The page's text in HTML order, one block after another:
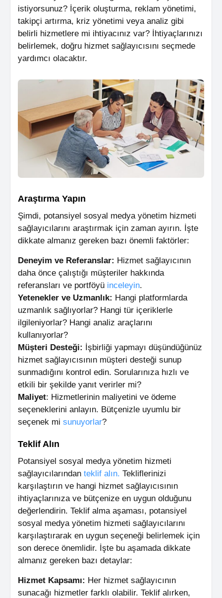
istiyorsunuz? İçerik oluşturma, reklam yönetimi,
takipçi artırma, kriz yönetimi veya analiz gibi
belirli hizmetlere mi ihtiyacınız var? İhtiyaçlarınızı
belirlemek, doğru hizmet sağlayıcısını seçmede
yardımcı olacaktır.
Araştırma Yapın
Şimdi, potansiyel sosyal medya yönetim hizmeti
sağlayıcılarını araştırmak için zaman ayırın. İşte
dikkate almanız gereken bazı önemli faktörler:
Deneyim ve Referanslar: Hizmet sağlayıcının
daha önce çalıştığı müşteriler hakkında
referansları ve portföyü inceleyin.
Yetenekler ve Uzmanlık: Hangi platformlarda
uzmanlık sağlıyorlar? Hangi tür içeriklerle
ilgileniyorlar? Hangi analiz araçlarını
kullanıyorlar?
Müşteri Desteği: İşbirliği yapmayı düşündüğünüz
hizmet sağlayıcısının müşteri desteği sunup
sunmadığını kontrol edin. Sorularınıza hızlı ve
etkili bir şekilde yanıt verirler mi?
Maliyet: Hizmetlerinin maliyetini ve ödeme
seçeneklerini anlayın. Bütçenizle uyumlu bir
seçenek mi sunuyorlar?
Teklif Alın
Potansiyel sosyal medya yönetim hizmeti
sağlayıcılarından teklif alın. Tekliflerinizi
karşılaştırın ve hangi hizmet sağlayıcısının
ihtiyaçlarınıza ve bütçenize en uygun olduğunu
değerlendirin. Teklif alma aşaması, potansiyel
sosyal medya yönetim hizmeti sağlayıcılarını
karşılaştırarak en uygun seçeneği belirlemek için
son derece önemlidir. İşte bu aşamada dikkate
almanız gereken bazı detaylar:
Hizmet Kapsamı: Her hizmet sağlayıcının
sunacağı hizmetler farklı olabilir. Teklif alırken,